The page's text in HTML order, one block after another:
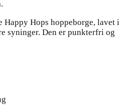
Happy Hops hoppeborge, lavet i
syninger. Den er punkterfri og